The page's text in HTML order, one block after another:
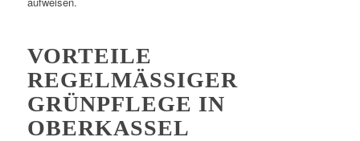
VORTEILE
REGELMÄSSIGER G
RÜNPFLEGE IN O
BERKASSEL